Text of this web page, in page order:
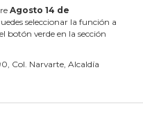
Agosto 14 de
seleccionar la función a
botón verde en la sección
Col. Narvarte, Alcaldía